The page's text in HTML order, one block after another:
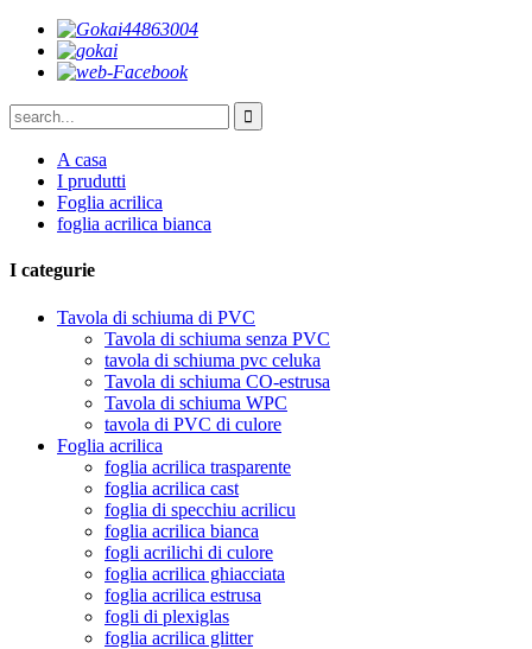
A casa
I prudutti
Foglia acrilica
foglia acrilica bianca
I categurie
Tavola di schiuma di PVC
Tavola di schiuma senza PVC
tavola di schiuma pvc celuka
Tavola di schiuma CO-estrusa
Tavola di schiuma WPC
tavola di PVC di culore
Foglia acrilica
foglia acrilica trasparente
foglia acrilica cast
foglia di specchiu acrilicu
foglia acrilica bianca
fogli acrilichi di culore
foglia acrilica ghiacciata
foglia acrilica estrusa
fogli di plexiglas
foglia acrilica glitter